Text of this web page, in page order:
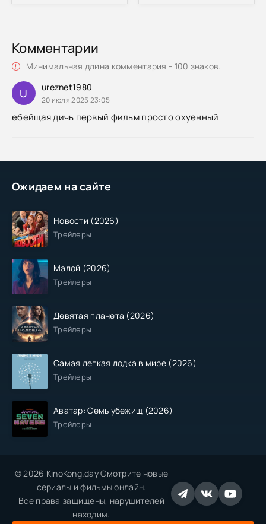
Ожидаем на сайте
Новости (2026)
Трейлеры
Малой (2026)
Трейлеры
Девятая планета (2026)
Трейлеры
Самая легкая лодка в мире (2026)
Трейлеры
Аватар: Семь убежищ (2026)
Трейлеры
Комментарии
Минимальная длина комментария - 100 знаков.
U ureznet1980
20 июля 2025 23:05
ебейщая дичь первый фильм просто охуенный
© 2026 KinoKong.day Смотрите новые
сериалы и фильмы онлайн.
Все права защищены, нарушителей
находим.